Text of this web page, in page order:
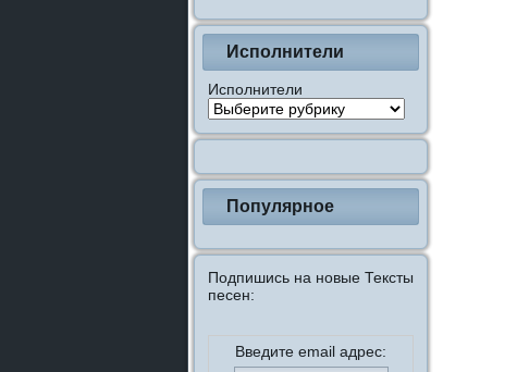
Исполнители
Исполнители
Популярное
Подпишись на новые Тексты
песен:
Введите email адрес: